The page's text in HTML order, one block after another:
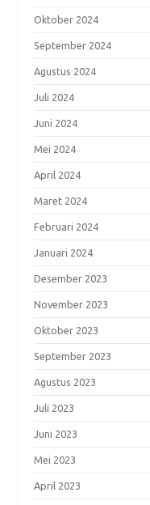
Oktober 2024
September 2024
Agustus 2024
Juli 2024
Juni 2024
Mei 2024
April 2024
Maret 2024
Februari 2024
Januari 2024
Desember 2023
November 2023
Oktober 2023
September 2023
Agustus 2023
Juli 2023
Juni 2023
Mei 2023
April 2023